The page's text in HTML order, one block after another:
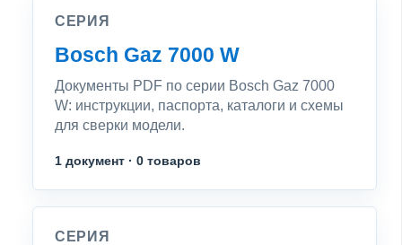
СЕРИЯ
Bosch Gaz 7000 W
Документы PDF по серии Bosch Gaz 7000
W: инструкции, паспорта, каталоги и схемы
для сверки модели.
1 документ · 0 товаров
СЕРИЯ